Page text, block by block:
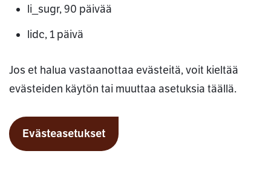
li_sugr, 90 päivää
lidc, 1 päivä
Jos et halua vastaanottaa evästeitä, voit kieltää
evästeiden käytön tai muuttaa asetuksia täällä.
Evästeasetukset